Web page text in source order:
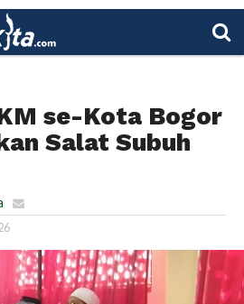
se-Kota Bogor
Salat Subuh